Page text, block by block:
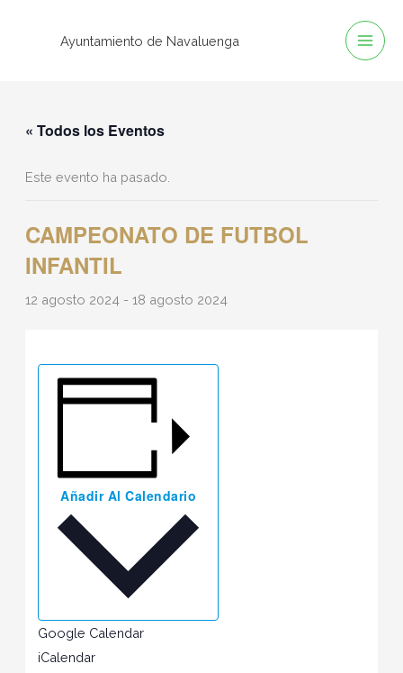
Ayuntamiento de Navaluenga
« Todos los Eventos
Este evento ha pasado.
CAMPEONATO DE FUTBOL
INFANTIL
12 agosto 2024- 18 agosto 2024
Añadir Al Calendario
Google Calendar
iCalendar